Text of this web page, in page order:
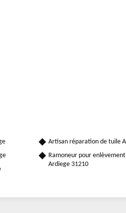
Artisan réparation de tuile
Ramoneur pour
Ardiege 31210